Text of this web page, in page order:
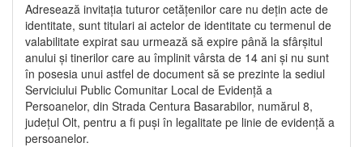
Adresează invitația tuturor cetățenilor care nu dețin acte de
identitate, sunt titulari ai actelor de identitate cu termenul de
valabilitate expirat sau urmează să expire până la sfârșitul
anului și tinerilor care au împlinit vârsta de 14 ani și nu sunt
în posesia unui astfel de document să se prezinte la sediul
Serviciului Public Comunitar Local de Evidență a
Persoanelor, din Strada Centura Basarabilor, numărul 8,
județul Olt, pentru a fi puși în legalitate pe linie de evidență a
persoanelor.